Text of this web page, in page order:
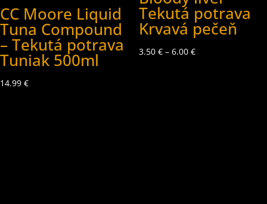
CC Moore Liquid
Tuna Compound
– Tekutá potrava
Tuniak 500ml
14.99 €
Tekutá potrava
Krvavá pečeň
3.50 €– 6.00 €